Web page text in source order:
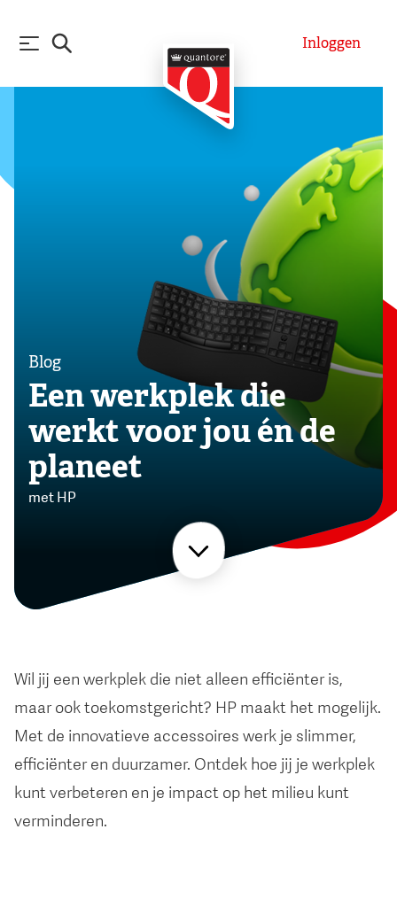
Inloggen
Blog
Een werkplek die
werkt voor jou én de
planeet
met HP
Wil jij een werkplek die niet alleen efficiënter is,
maar ook toekomstgericht? HP maakt het mogelijk.
Met de innovatieve accessoires werk je slimmer,
efficiënter en duurzamer. Ontdek hoe jij je werkplek
kunt verbeteren en je impact op het milieu kunt
verminderen.